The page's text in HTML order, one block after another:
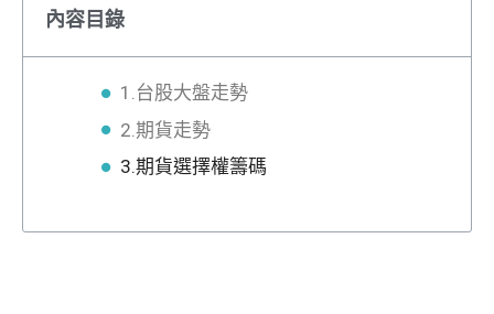
內容目錄
1.台股大盤走勢
2.期貨走勢
3.期貨選擇權籌碼